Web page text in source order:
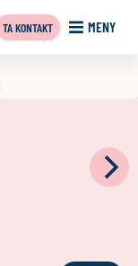
MENY
TA KONTAKT